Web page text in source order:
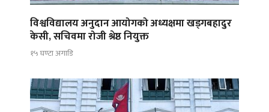
विश्वविद्यालय अनुदान आयोगको अध्यक्षमा खड्गबहादुर
केसी, सचिवमा रोजी श्रेष्ठ नियुक्त
१५ घण्टा अगाडि